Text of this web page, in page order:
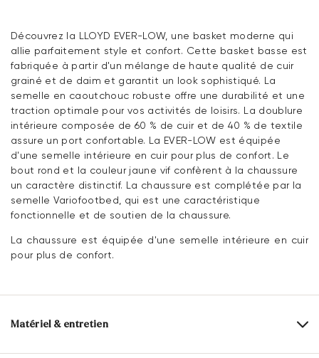
Découvrez la LLOYD EVER-LOW, une basket moderne qui
allie parfaitement style et confort. Cette basket basse est
fabriquée à partir d'un mélange de haute qualité de cuir
grainé et de daim et garantit un look sophistiqué. La
semelle en caoutchouc robuste offre une durabilité et une
traction optimale pour vos activités de loisirs. La doublure
intérieure composée de 60 % de cuir et de 40 % de textile
assure un port confortable. La EVER-LOW est équipée
d'une semelle intérieure en cuir pour plus de confort. Le
bout rond et la couleur jaune vif confèrent à la chaussure
un caractère distinctif. La chaussure est complétée par la
semelle Variofootbed, qui est une caractéristique
fonctionnelle et de soutien de la chaussure.
La chaussure est équipée d'une semelle intérieure en cuir
pour plus de confort.
Matériel & entretien